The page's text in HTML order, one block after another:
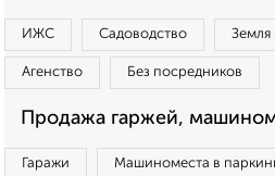
ИЖС Садоводство Земля
Агенство Без посредников
Продажа гаржей,
Гаражи Машиноместа в